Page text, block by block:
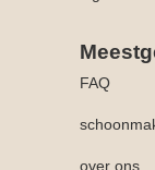
FAQ
over ons